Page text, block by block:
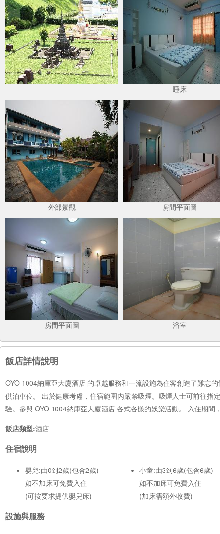
睡床
外部景觀 房間平面圖
房間平面圖 浴室
飯店詳情說明
OYO 1004納庫亞大廈酒店 的卓越服務和一流設施為住客創造了難忘
供泊車位。 出於健康考慮，住宿範圍內嚴禁吸煙。吸煙人士可前往
驗。參與 OYO 1004納庫亞大廈酒店 各式各樣的娛樂活動。 入住期
飯店類型:酒店
住宿說明
嬰兒:由0到2歲(包含2歲)
如不加床可免費入住
(可按要求提供嬰兒床)
小童:由3到6歲(包含6歲)
如不加床可免費入住
(加床需額外收費)
設施與服務